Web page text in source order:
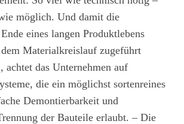
möglich. Und damit die
eines langen Produktlebens
Materialkreislauf zugeführt
achtet das Unternehmen auf
die ein möglichst sortenreines
Demontierbarkeit und
der Bauteile erlaubt. – Die